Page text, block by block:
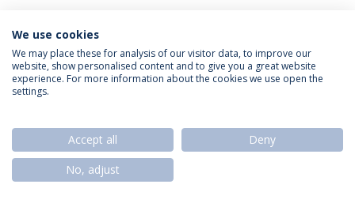
Política de Privacidade
Termos & Condições
Direitos do Titular dos Dados
© 2026 Universidade Católica Portuguesa
We use cookies
We may place these for analysis of our visitor data, to improve our
website, show personalised content and to give you a great website
experience. For more information about the cookies we use open the
settings.
Accept all
Deny
No, adjust